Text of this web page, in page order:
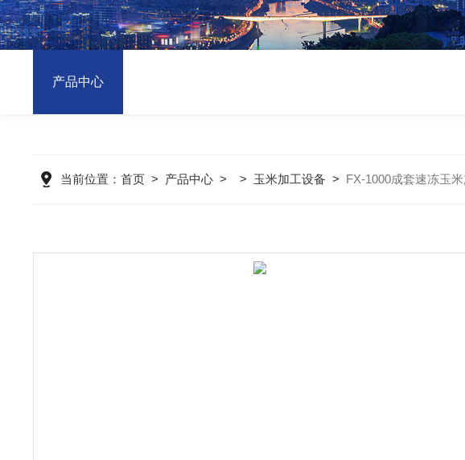
产品中心
当前位置： 首页> 产品中心> > 玉米加工设备 > FX-1000成套速冻玉